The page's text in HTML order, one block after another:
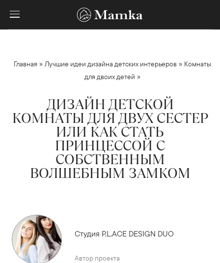
Главная »Лучшие идеи дизайна детских интерьеров » Комнаты
для двоих детей »
ДИЗАЙН ДЕТСКОЙ
КОМНАТЫ ДЛЯ ДВУХ СЕСТЕР
ИЛИ КАК СТАТЬ
ПРИНЦЕССОЙ С
СОБСТВЕННЫМ
ВОЛШЕБНЫМ ЗАМКОМ
Студия P.L.ACE DESIGN DUO
Автор проекта